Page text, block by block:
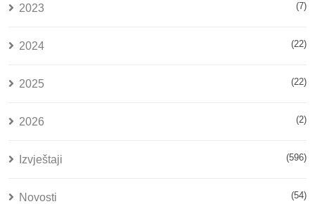
2023 (7)
2024 (22)
2025 (22)
2026 (2)
Izvještaji (596)
Novosti (54)